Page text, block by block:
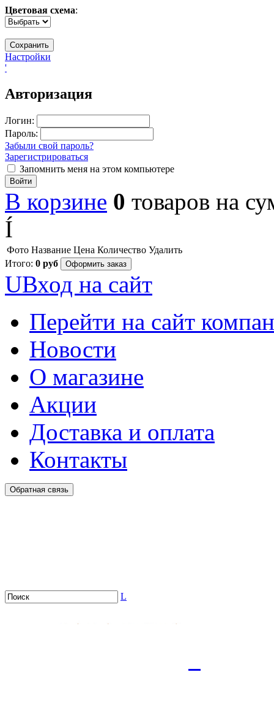
Цветовая схема:
Настройки
'
Авторизация
Логин:
Пароль:
Забыли свой пароль?
Зарегистрироваться
Запомнить меня на этом компьютере
Войти
В корзине 0 товаров на
Í
Фото Название Цена Количество Удалить
Итого: 0 руб Оформить заказ
UВход на сайт
Перейти на сайт
Новости
О магазине
Акции
Доставка и оплата
Контакты
Обратная связь
L